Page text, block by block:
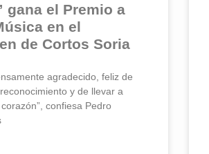
gana el Premio a
en el
de Cortos Soria
agradecido, feliz de
y de llevar a
confiesa Pedro